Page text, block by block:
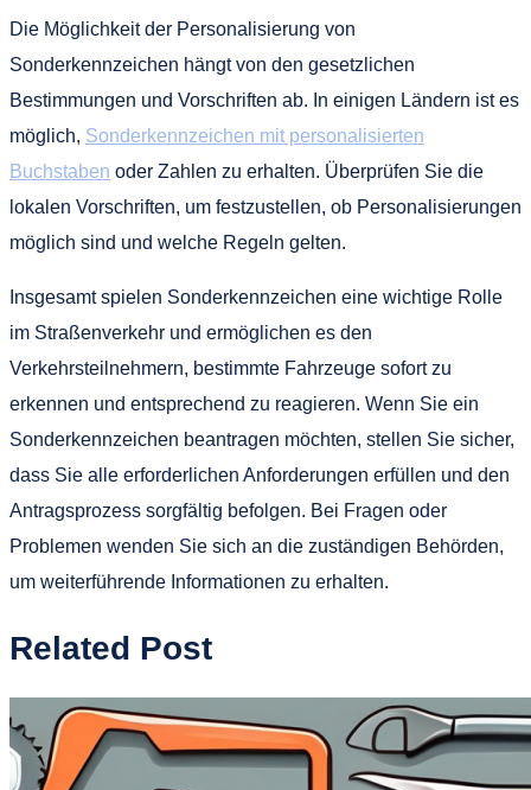
Die Möglichkeit der Personalisierung von
Sonderkennzeichen hängt von den gesetzlichen
Bestimmungen und Vorschriften ab. In einigen Ländern ist es
möglich, Sonderkennzeichen mit personalisierten
Buchstaben oder Zahlen zu erhalten. Überprüfen Sie die
lokalen Vorschriften, um festzustellen, ob Personalisierungen
möglich sind und welche Regeln gelten.
Insgesamt spielen Sonderkennzeichen eine wichtige Rolle
im Straßenverkehr und ermöglichen es den
Verkehrsteilnehmern, bestimmte Fahrzeuge sofort zu
erkennen und entsprechend zu reagieren. Wenn Sie ein
Sonderkennzeichen beantragen möchten, stellen Sie sicher,
dass Sie alle erforderlichen Anforderungen erfüllen und den
Antragsprozess sorgfältig befolgen. Bei Fragen oder
Problemen wenden Sie sich an die zuständigen Behörden,
um weiterführende Informationen zu erhalten.
Related Post